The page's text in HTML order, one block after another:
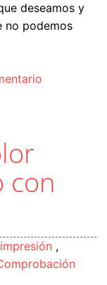
deseamos y
no podemos
las líneas
con
,